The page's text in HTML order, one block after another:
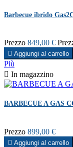
Barbecue ibrido
Prezzo 849,00 €
 Aggiungi al carrello
Più
 In magazzino
BARBECUE A GAS
Prezzo 899,00 €
 Aggiungi al carrello